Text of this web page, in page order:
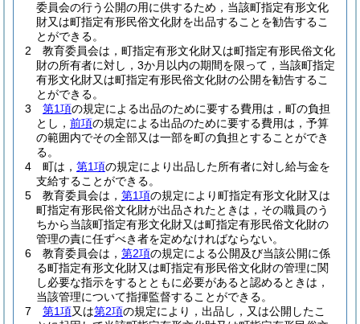
委員会の行う公開の用に供するため，当該町指定有形文化
財又は町指定有形民俗文化財を出品することを勧告するこ
とができる。
2
教育委員会は，町指定有形文化財又は町指定有形民俗文化
財の所有者に対し，3か月以内の期間を限って，当該町指定
有形文化財又は町指定有形民俗文化財の公開を勧告するこ
とができる。
3
第1項の規定による出品のために要する費用は，町の負担
とし， 前項の規定による出品のために要する費用は，予算
の範囲内でその全部又は一部を町の負担とすることができ
る。
4
町は， 第1項の規定により出品した所有者に対し給与金を
支給することができる。
5
教育委員会は， 第1項の規定により町指定有形文化財又は
町指定有形民俗文化財が出品されたときは，その職員のう
ちから当該町指定有形文化財又は町指定有形民俗文化財の
管理の責に任ずべき者を定めなければならない。
6
教育委員会は， 第2項の規定による公開及び当該公開に係
る町指定有形文化財又は町指定有形民俗文化財の管理に関
し必要な指示をするとともに必要があると認めるときは，
当該管理について指揮監督することができる。
7
第1項又は第2項の規定により，出品し，又は公開したこ